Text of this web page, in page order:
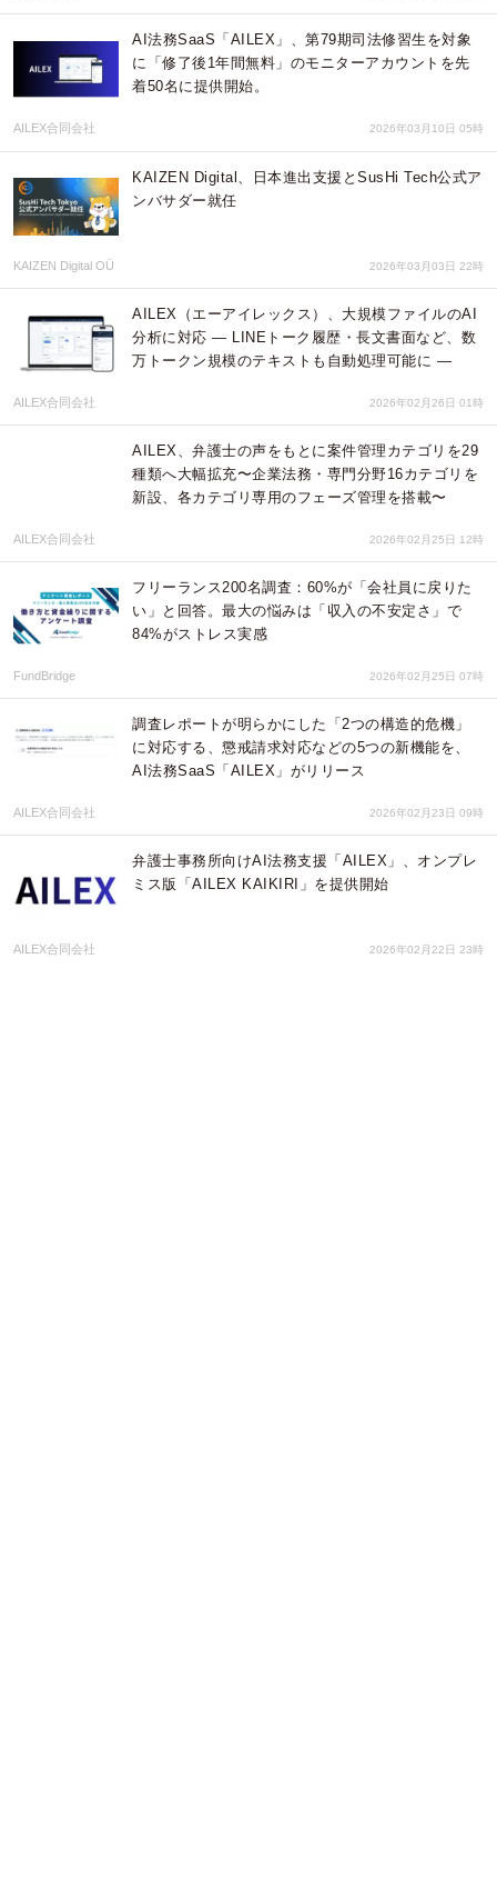
AI法務SaaS「AILEX」、第79期司法修習生を対象
に「修了後1年間無料」のモニターアカウントを先
着50名に提供開始。
AILEX合同会社 2026年03月10日 05時
KAIZEN Digital、日本進出支援とSusHi Tech公式ア
ンバサダー就任
KAIZEN Digital OÜ 2026年03月03日 22時
AILEX（エーアイレックス）、大規模ファイルのAI
分析に対応 ― LINEトーク履歴・長文書面など、数
万トークン規模のテキストも自動処理可能に ―
AILEX合同会社 2026年02月26日 01時
AILEX、弁護士の声をもとに案件管理カテゴリを29
種類へ大幅拡充〜企業法務・専門分野16カテゴリを
新設、各カテゴリ専用のフェーズ管理を搭載〜
AILEX合同会社 2026年02月25日 12時
フリーランス200名調査：60%が「会社員に戻りた
い」と回答。最大の悩みは「収入の不安定さ」で
84%がストレス実感
FundBridge 2026年02月25日 07時
調査レポートが明らかにした「2つの構造的危機」
に対応する、懲戒請求対応などの5つの新機能を、
AI法務SaaS「AILEX」がリリース
AILEX合同会社 2026年02月23日 09時
弁護士事務所向けAI法務支援「AILEX」、オンプレ
ミス版「AILEX KAIKIRI」を提供開始
AILEX合同会社 2026年02月22日 23時